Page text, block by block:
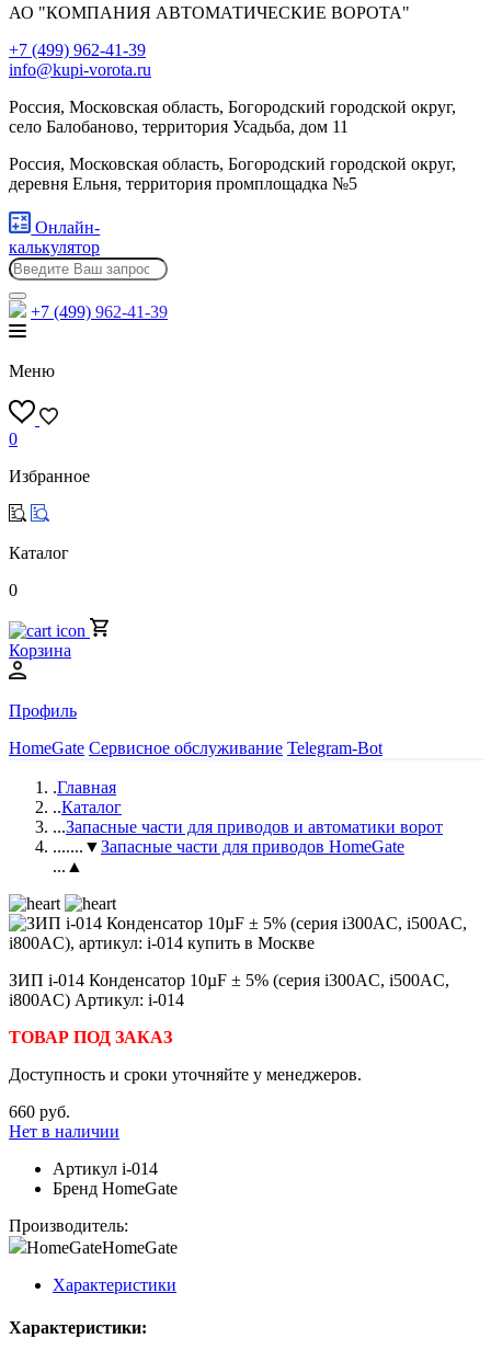
АО "КОМПАНИЯ АВТОМАТИЧЕСКИЕ ВОРОТА"
+7 (499) 962-41-39
info@kupi-vorota.ru
Россия, Московская область, Богородский городской округ,
село Балобаново, территория Усадьба, дом 11
Россия, Московская область, Богородский городской округ,
деревня Ельня, территория промплощадка №5
Онлайн-
калькулятор
+7 (499) 962-41-39
Меню
0
Избранное
Каталог
0
Корзина
Профиль
HomeGate Сервисное обслуживание Telegram-Bot
.Главная
..Каталог
...Запасные части для приводов и автоматики ворот
.......▼Запасные части для приводов HomeGate
...▲
ЗИП i-014 Конденсатор 10µF ± 5% (серия i300AC, i500AC,
i800AC) Артикул: i-014
ТОВАР ПОД ЗАКАЗ
Доступность и сроки уточняйте у менеджеров.
660 руб.
Нет в наличии
Артикул i-014
Бренд HomeGate
Производитель:
HomeGateHomeGate
Характеристики
Характеристики: